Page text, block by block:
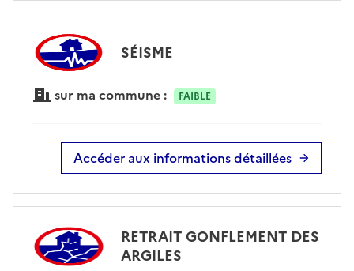
SÉISME
sur ma commune : FAIBLE
Accéder aux informations détaillées
RETRAIT GONFLEMENT DES
ARGILES